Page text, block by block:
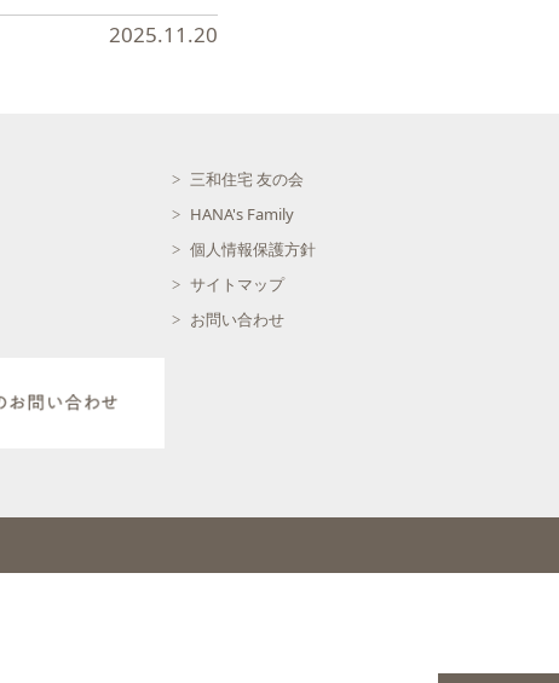
2025.11.20
三和住宅 友の会
HANA's Family
個人情報保護方針
サイトマップ
お問い合わせ